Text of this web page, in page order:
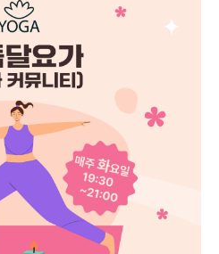
상이 가능할까?> 꼭 웃겨야만 농담인
하며 함께 농담을 감상해봅니다.
서 약도 그리기> 나의 정서는 어디에서
예술치료에 기반하여 정서를 따라가며
월 29일(금) : AI로 그려보는 나의 이
인공지능 프로그램을 활용하여 나의 이
5617 ☑️ 신청링크